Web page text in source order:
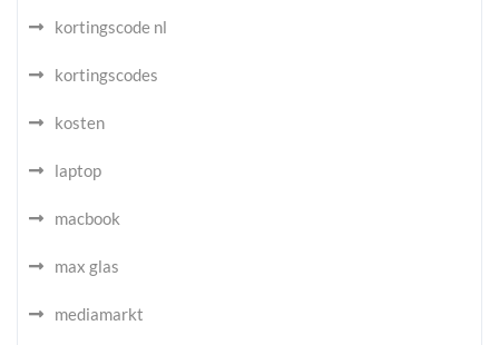
kortingscode nl
kortingscodes
kosten
laptop
macbook
max glas
mediamarkt